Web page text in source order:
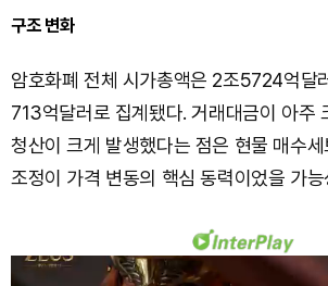
구조 변화
암호화폐 전체 시가총액은 2조5724억달
713억달러로 집계됐다. 거래대금이 아주
청산이 크게 발생했다는 점은 현물 매수
조정이 가격 변동의 핵심 동력이었을 가